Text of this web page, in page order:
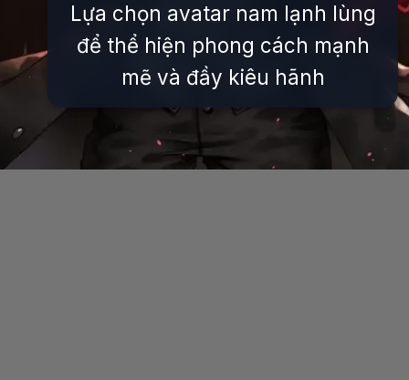
Lựa chọn avatar nam lạnh lùng
để thể hiện phong cách mạnh
mẽ và đầy kiêu hãnh